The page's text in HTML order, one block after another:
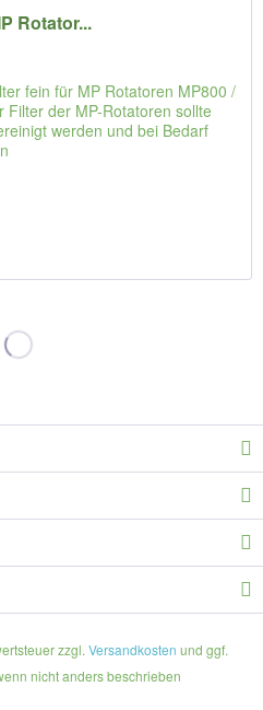
Rotator...
fein für MP Rotatoren MP800 /
Filter der MP-Rotatoren sollte
werden und bei Bedarf
zzgl. Versandkosten und ggf.
nicht anders beschrieben